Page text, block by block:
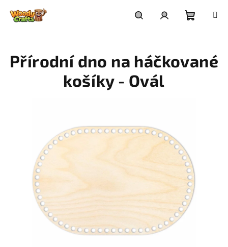
košík
Přírodní dno na háčkované
košíky - Ovál